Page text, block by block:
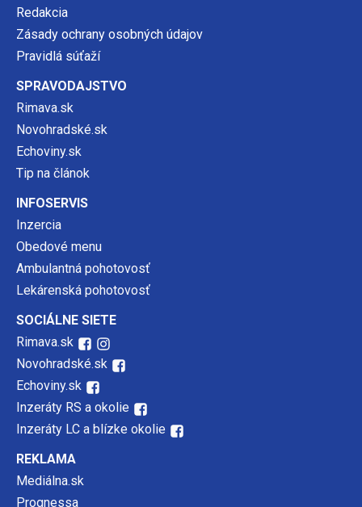
Redakcia
Zásady ochrany osobných údajov
Pravidlá súťaží
SPRAVODAJSTVO
Rimava.sk
Novohradské.sk
Echoviny.sk
Tip na článok
INFOSERVIS
Inzercia
Obedové menu
Ambulantná pohotovosť
Lekárenská pohotovosť
SOCIÁLNE SIETE
Rimava.sk
Novohradské.sk
Echoviny.sk
Inzeráty RS a okolie
Inzeráty LC a blízke okolie
REKLAMA
Mediálna.sk
Prognessa